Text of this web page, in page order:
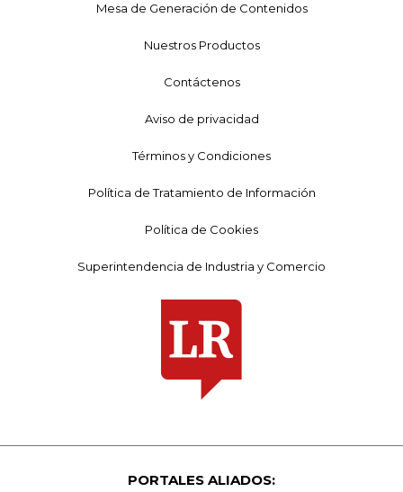
Mesa de Generación de Contenidos
Nuestros Productos
Contáctenos
Aviso de privacidad
Términos y Condiciones
Política de Tratamiento de Información
Política de Cookies
Superintendencia de Industria y Comercio
PORTALES ALIADOS: